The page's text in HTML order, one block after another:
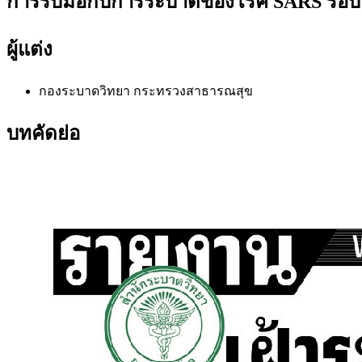
ผู้แต่ง
กองระบาดวิทยา กระทรวงสาธารณสุข
บทคัดย่อ